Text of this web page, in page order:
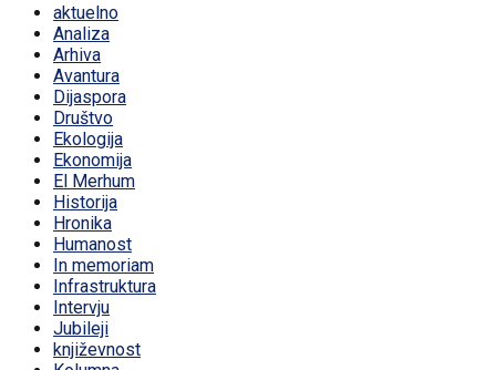
aktuelno
Analiza
Arhiva
Avantura
Dijaspora
Društvo
Ekologija
Ekonomija
El Merhum
Historija
Hronika
Humanost
In memoriam
Infrastruktura
Intervju
Jubileji
književnost